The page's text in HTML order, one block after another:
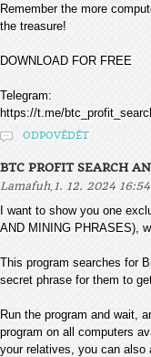
Remember the more
the treasure!
DOWNLOAD FOR FREE
Telegram:
https://t.me/
ODPOVĚDĚT
BTC PROFIT SEARCH
Lamafuh, 1. 12. 2024 16:54
I want to show you one
AND MINING PHRASES),
This program searches for
secret phrase for them to
Run the program and wait,
program on all computers
your relatives, you can